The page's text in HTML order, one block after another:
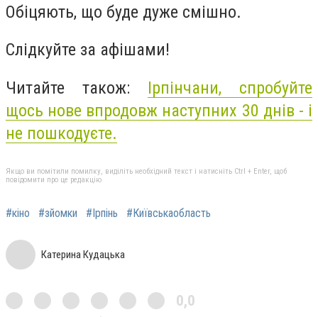
Обіцяють, що буде дуже смішно.
Слідкуйте за афішами!
Читайте також: Ірпінчани, спробуйте
щось нове впродовж наступних 30 днів - і
не пошкодуєте.
Якщо ви помітили помилку, виділіть необхідний текст і натисніть Ctrl + Enter, щоб
повідомити про це редакцію
#кіно #зйомки #Ірпінь #Київськаобласть
Катерина Кудацька
0,0